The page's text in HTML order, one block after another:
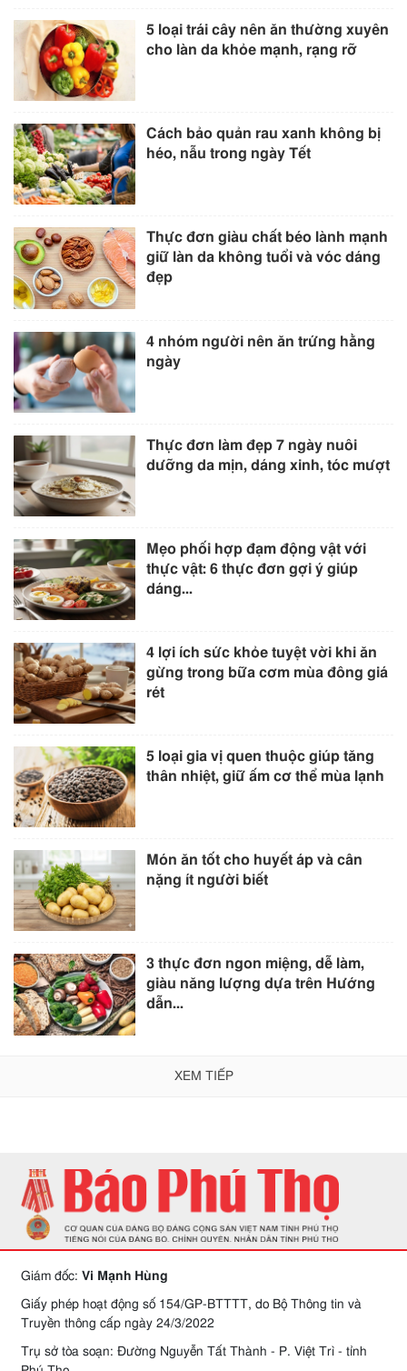
5 loại trái cây nên ăn thường xuyên
cho làn da khỏe mạnh, rạng rỡ
Cách bảo quản rau xanh không bị
héo, nẫu trong ngày Tết
Thực đơn giàu chất béo lành mạnh
giữ làn da không tuổi và vóc dáng
đẹp
4 nhóm người nên ăn trứng hằng
ngày
Thực đơn làm đẹp 7 ngày nuôi
dưỡng da mịn, dáng xinh, tóc mượt
Mẹo phối hợp đạm động vật với
thực vật: 6 thực đơn gợi ý giúp
dáng...
4 lợi ích sức khỏe tuyệt vời khi ăn
gừng trong bữa cơm mùa đông giá
rét
5 loại gia vị quen thuộc giúp tăng
thân nhiệt, giữ ấm cơ thể mùa lạnh
Món ăn tốt cho huyết áp và cân
nặng ít người biết
3 thực đơn ngon miệng, dễ làm,
giàu năng lượng dựa trên Hướng
dẫn...
XEM TIẾP
Giám đốc: Vi Mạnh Hùng
Giấy phép hoạt động số 154/GP-BTTTT, do Bộ Thông tin và
Truyền thông cấp ngày 24/3/2022
Trụ sở tòa soạn: Đường Nguyễn Tất Thành - P. Việt Trì - tỉnh